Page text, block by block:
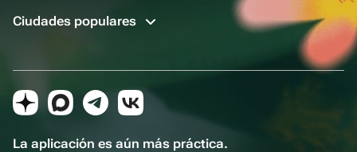
Ciudades populares
La aplicación es aún más práctica.